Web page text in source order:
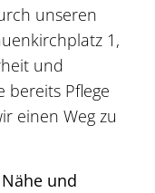
unseren
1,
und
bereits Pflege
einen Weg zu
und